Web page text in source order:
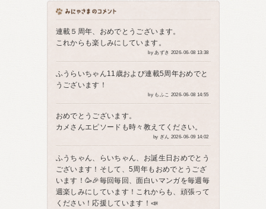
連載５周年、おめでとうございます。
これからも楽しみにしています。
by あずき 2026-06-08 13:38
ふうらいちゃん11歳および連載5周年おめでと
うございます！
by もふこ 2026-06-08 14:55
おめでとうございます。
カメさんエピソードも時々教えてください。
by ぎん 2026-06-09 14:02
ふうちゃん、らいちゃん、お誕生日おめでとう
ございます！そして、5周年もおめでとうござ
います！🥳🎉毎回毎回、面白いマンガを毎週毎
週楽しみにしています！これからも、頑張って
ください！応援しています！📣